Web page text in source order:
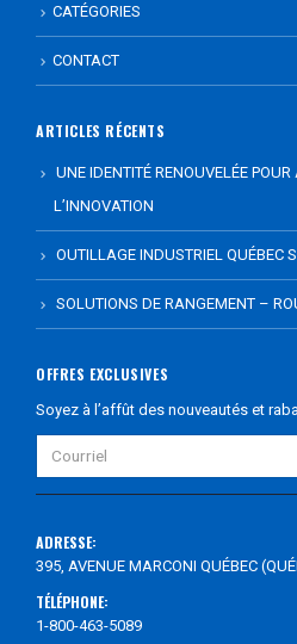
CATÉGORIES
CONTACT
ARTICLES RÉCENTS
UNE IDENTITÉ RENOUVELÉE
L’INNOVATION
OUTILLAGE INDUSTRIEL QUÉBEC
SOLUTIONS DE RANGEMENT –
OFFRES EXCLUSIVES
Soyez à l’affût des nouveautés et
ADRESSE:
395, AVENUE MARCONI QUÉBEC
TÉLÉPHONE:
1-800-463-5089